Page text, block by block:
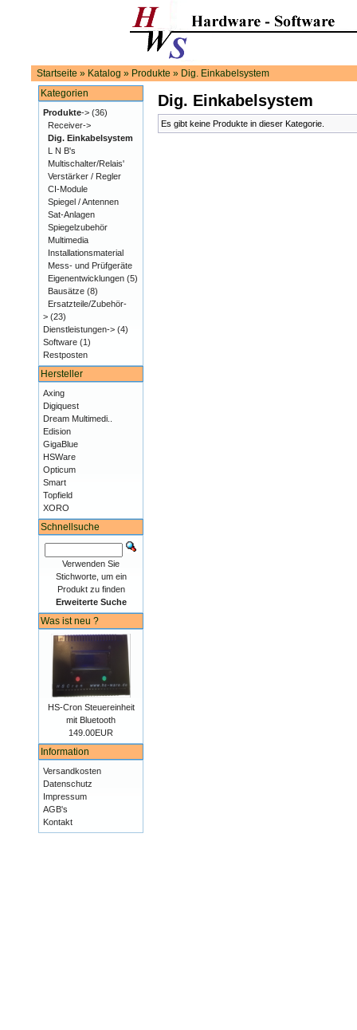
Startseite » Katalog » Produkte » Dig. Einkabelsystem
Dig. Einkabelsystem
Es gibt keine Produkte in dieser Kategorie.
Kategorien
Produkte-> (36)
Receiver->
Dig. Einkabelsystem
L N B's
Multischalter/Relais'
Verstärker / Regler
CI-Module
Spiegel / Antennen
Sat-Anlagen
Spiegelzubehör
Multimedia
Installationsmaterial
Mess- und Prüfgeräte
Eigenentwicklungen (5)
Bausätze (8)
Ersatzteile/Zubehör-
> (23)
Dienstleistungen-> (4)
Software (1)
Restposten
Hersteller
Axing
Digiquest
Dream Multimedi..
Edision
GigaBlue
HSWare
Opticum
Smart
Topfield
XORO
Schnellsuche
Verwenden Sie
Stichworte, um ein
Produkt zu finden
Erweiterte Suche
Was ist neu ?
HS-Cron Steuereinheit
mit Bluetooth
149.00EUR
Information
Versandkosten
Datenschutz
Impressum
AGB's
Kontakt